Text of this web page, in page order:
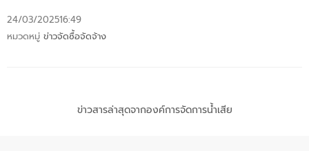
24/03/202516:49
หมวดหมู่ ข่าวจัดซื้อจัดจ้าง
ข่าวสารล่าสุดจากองค์การจัดการน้ำเสีย